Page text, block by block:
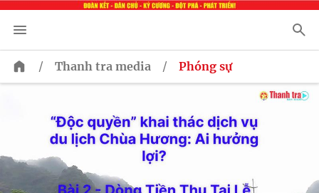
/ Thanh tra media / Phóng sự